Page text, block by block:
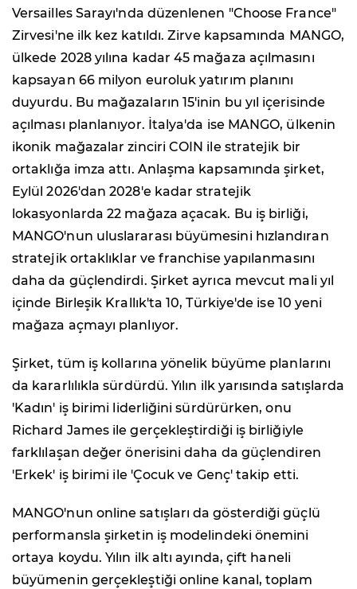
Versailles Sarayı'nda düzenlenen "Choose France"
Zirvesi'ne ilk kez katıldı. Zirve kapsamında MANGO,
ülkede 2028 yılına kadar 45 mağaza açılmasını
kapsayan 66 milyon euroluk yatırım planını
duyurdu. Bu mağazaların 15'inin bu yıl içerisinde
açılması planlanıyor. İtalya'da ise MANGO, ülkenin
ikonik mağazalar zinciri COIN ile stratejik bir
ortaklığa imza attı. Anlaşma kapsamında şirket,
Eylül 2026'dan 2028'e kadar stratejik
lokasyonlarda 22 mağaza açacak. Bu iş birliği,
MANGO'nun uluslararası büyümesini hızlandıran
stratejik ortaklıklar ve franchise yapılanmasını
daha da güçlendirdi. Şirket ayrıca mevcut mali yıl
içinde Birleşik Krallık'ta 10, Türkiye'de ise 10 yeni
mağaza açmayı planlıyor.
Şirket, tüm iş kollarına yönelik büyüme planlarını
da kararlılıkla sürdürdü. Yılın ilk yarısında satışlarda
'Kadın' iş birimi liderliğini sürdürürken, onu
Richard James ile gerçekleştirdiği iş birliğiyle
farklılaşan değer önerisini daha da güçlendiren
'Erkek' iş birimi ile 'Çocuk ve Genç' takip etti.
MANGO'nun online satışları da gösterdiği güçlü
performansla şirketin iş modelindeki önemini
ortaya koydu. Yılın ilk altı ayında, çift haneli
büyümenin gerçekleştiği online kanal, toplam